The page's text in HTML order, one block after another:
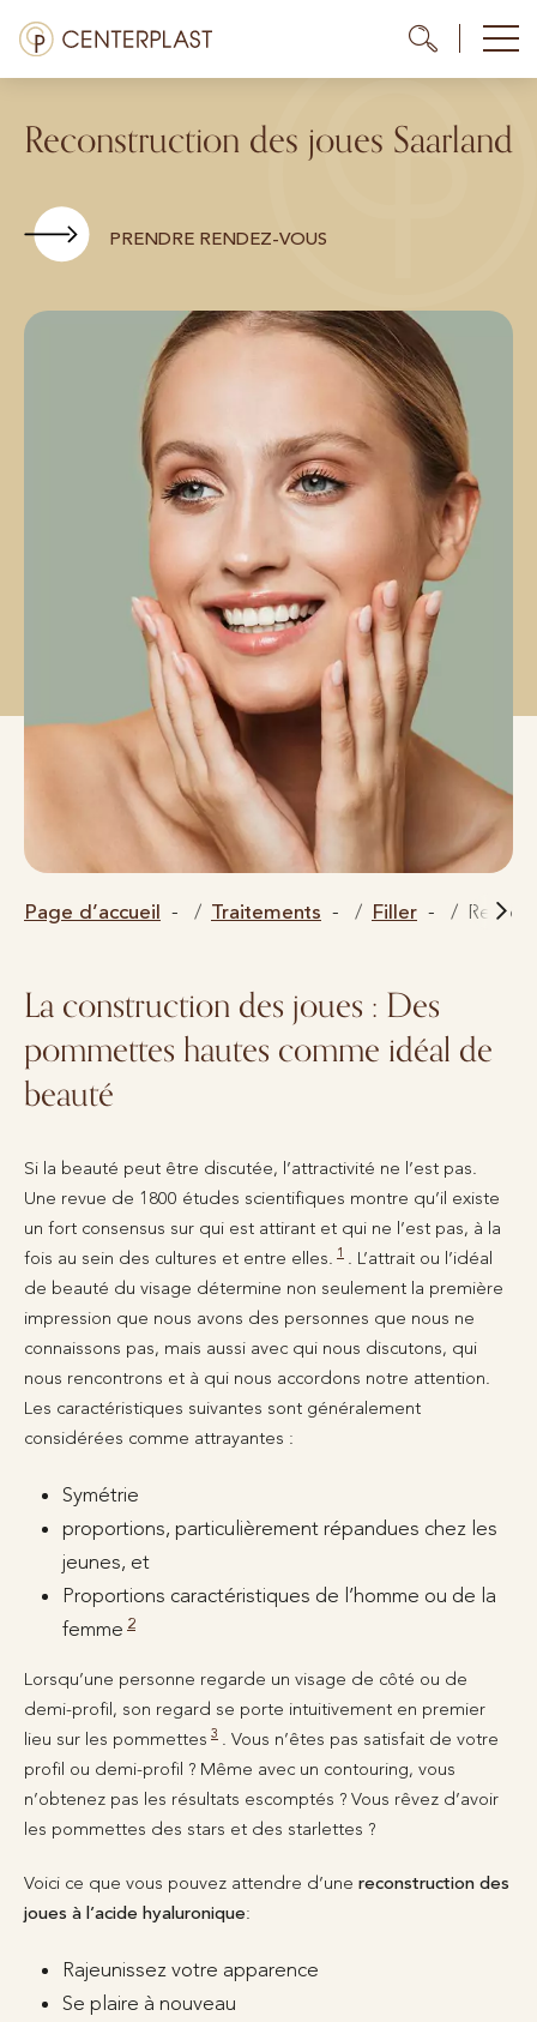
Aller
au
contenu
Menü
Coûts
Reconstruction des joues Saarland
PRENDRE RENDEZ-VOUS
Page d’accueil Traitements Filler
La construction des joues : Des
pommettes hautes comme idéal de
beauté
Si la beauté peut être discutée, l’attractivité ne l’est pas.
Une revue de 1800 études scientifiques montre qu’il existe
un fort consensus sur qui est attirant et qui ne l’est pas, à la
fois au sein des cultures et entre elles. 1 . L’attrait ou l’idéal
de beauté du visage détermine non seulement la première
impression que nous avons des personnes que nous ne
connaissons pas, mais aussi avec qui nous discutons, qui
nous rencontrons et à qui nous accordons notre attention.
Les caractéristiques suivantes sont généralement
considérées comme attrayantes :
Symétrie
proportions, particulièrement répandues chez les
jeunes, et
Proportions caractéristiques de l’homme ou de la
femme 2
Lorsqu’une personne regarde un visage de côté ou de
demi-profil, son regard se porte intuitivement en premier
lieu sur les pommettes 3 . Vous n’êtes pas satisfait de votre
profil ou demi-profil ? Même avec un contouring, vous
n’obtenez pas les résultats escomptés ? Vous rêvez d’avoir
les pommettes des stars et des starlettes ?
Voici ce que vous pouvez attendre d’une reconstruction des
joues à l’acide hyaluronique:
Rajeunissez votre apparence
Se plaire à nouveau